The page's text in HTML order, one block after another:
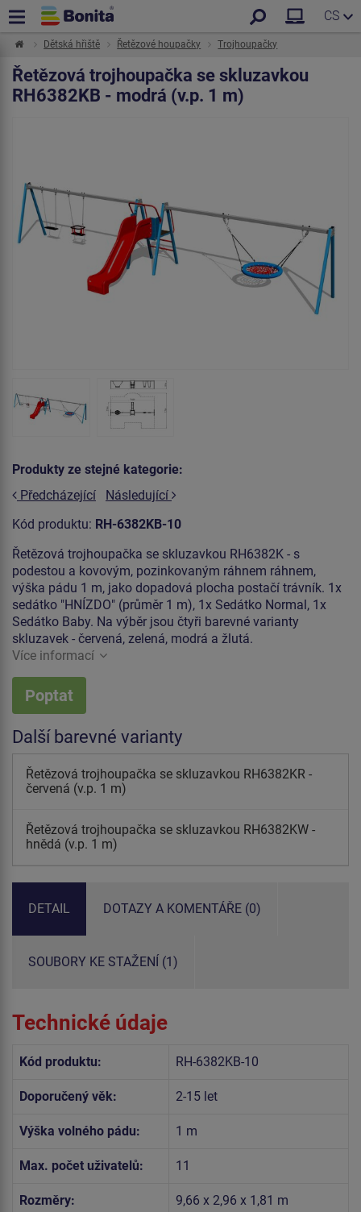
CS
Dětská hřiště Řetězové houpačky Trojhoupačky
Řetězová trojhoupačka se skluzavkou
RH6382KB - modrá (v.p. 1 m)
Produkty ze stejné kategorie:
Předcházející
Následující
Kód produktu: RH-6382KB-10
Řetězová trojhoupačka se skluzavkou RH6382K - s
podestou a kovovým, pozinkovaným ráhnem ráhnem,
výška pádu 1 m, jako dopadová plocha postačí trávník. 1x
sedátko "HNÍZDO" (průměr 1 m), 1x Sedátko Normal, 1x
Sedátko Baby. Na výběr jsou čtyři barevné varianty
skluzavek - červená, zelená, modrá a žlutá.
Více informací
Poptat
Další barevné varianty
Řetězová trojhoupačka se skluzavkou RH6382KR -
červená (v.p. 1 m)
Řetězová trojhoupačka se skluzavkou RH6382KW -
hnědá (v.p. 1 m)
DETAIL DOTAZY A KOMENTÁŘE (0)
SOUBORY KE STAŽENÍ (1)
Technické údaje
Kód produktu: RH-6382KB-10
Doporučený věk: 2-15 let
Výška volného pádu: 1 m
Max. počet uživatelů: 11
Rozměry: 9,66 x 2,96 x 1,81 m